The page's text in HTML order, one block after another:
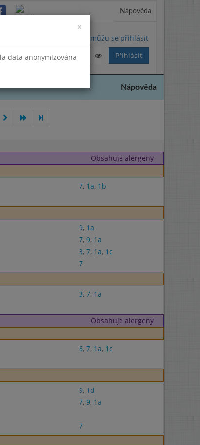
Nápověda
Nemůžu se přihlásit
Nápověda
Obsahuje alergeny
7, 1a, 1b
9, 1a
7, 9, 1a
3, 7, 1a, 1c
7
3, 7, 1a
Obsahuje alergeny
6, 7, 1a, 1c
9, 1d
7, 9, 1a
7
×
data anonymizována